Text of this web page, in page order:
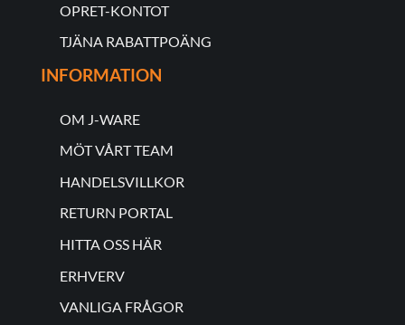
OPRET-KONTOT
TJÄNA RABATTPOÄNG
INFORMATION
OM J-WARE
MÖT VÅRT TEAM
HANDELSVILLKOR
RETURN PORTAL
HITTA OSS HÄR
ERHVERV
VANLIGA FRÅGOR